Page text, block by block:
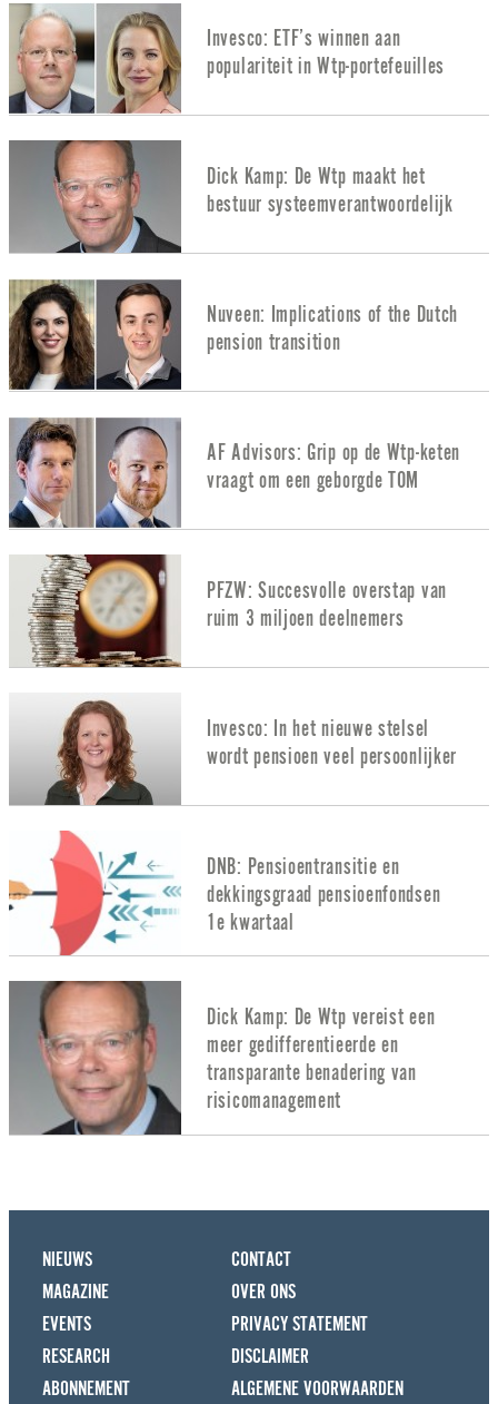
Invesco: ETF’s winnen aan
populariteit in Wtp-portefeuilles
Dick Kamp: De Wtp maakt het
bestuur systeemverantwoordelijk
Nuveen: Implications of the Dutch
pension transition
AF Advisors: Grip op de Wtp-keten
vraagt om een geborgde TOM
PFZW: Succesvolle overstap van
ruim 3 miljoen deelnemers
Invesco: In het nieuwe stelsel
wordt pensioen veel persoonlijker
DNB: Pensioentransitie en
dekkingsgraad pensioenfondsen
1e kwartaal
Dick Kamp: De Wtp vereist een
meer gedifferentieerde en
transparante benadering van
risicomanagement
NIEUWS
MAGAZINE
EVENTS
RESEARCH
ABONNEMENT
CONTACT
OVER ONS
PRIVACY STATEMENT
DISCLAIMER
ALGEMENE VOORWAARDEN